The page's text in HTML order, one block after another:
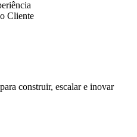
Cliente
construir, escalar e inovar